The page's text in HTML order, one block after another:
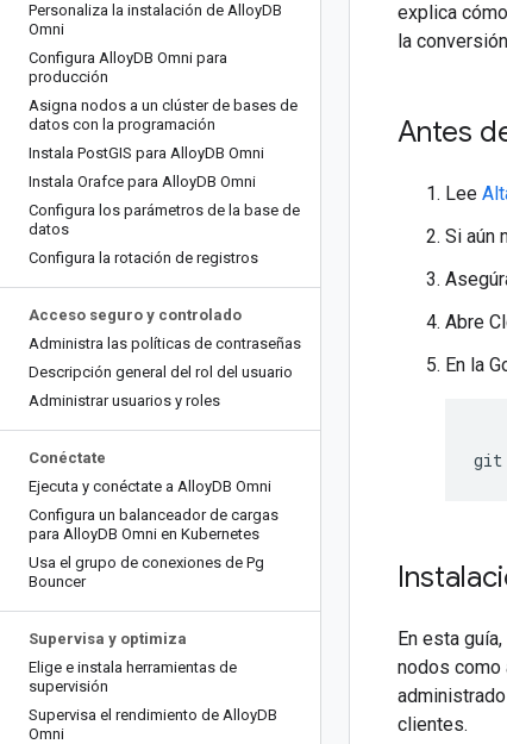
Personaliza la instalación de AlloyDB
Omni
Configura AlloyDB Omni para
producción
Asigna nodos a un clúster de bases de
datos con la programación
Instala PostGIS para AlloyDB Omni
Instala Orafce para AlloyDB Omni
Configura los parámetros de la base de
datos
Configura la rotación de registros
Acceso seguro y controlado
Administra las políticas de contraseñas
Descripción general del rol del usuario
Administrar usuarios y roles
Conéctate
Ejecuta y conéctate a AlloyDB Omni
Configura un balanceador de cargas
para AlloyDB Omni en Kubernetes
Usa el grupo de conexiones de Pg
Bouncer
Supervisa y optimiza
Elige e instala herramientas de
supervisión
Supervisa el rendimiento de AlloyDB
Omni
explica
la
Antes
Lee
Si aún
Abre
En la
En esta
nodos como
clientes.